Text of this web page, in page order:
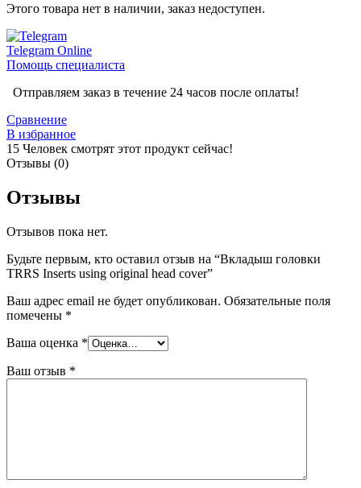
Этого товара нет в наличии, заказ недоступен.
Telegram Online
Помощь специалиста
Отправляем заказ в течение 24 часов после оплаты!
Сравнение
В избранное
15 Человек смотрят этот продукт сейчас!
Отзывы (0)
Отзывы
Отзывов пока нет.
Будьте первым, кто оставил отзыв на “Вкладыш головки
TRRS Inserts using original head cover”
Ваш адрес email не будет опубликован. Обязательные поля
помечены *
Ваша оценка *
Ваш отзыв *